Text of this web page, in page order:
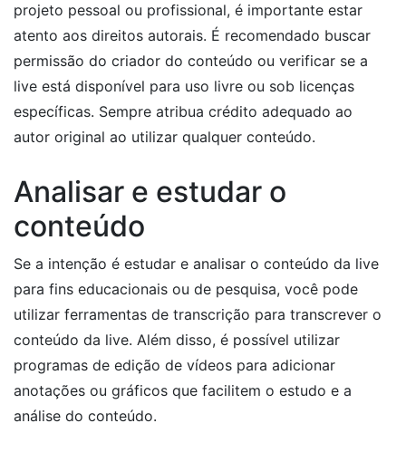
projeto pessoal ou profissional, é importante estar
atento aos direitos autorais. É recomendado buscar
permissão do criador do conteúdo ou verificar se a
live está disponível para uso livre ou sob licenças
específicas. Sempre atribua crédito adequado ao
autor original ao utilizar qualquer conteúdo.
Analisar e estudar o
conteúdo
Se a intenção é estudar e analisar o conteúdo da live
para fins educacionais ou de pesquisa, você pode
utilizar ferramentas de transcrição para transcrever o
conteúdo da live. Além disso, é possível utilizar
programas de edição de vídeos para adicionar
anotações ou gráficos que facilitem o estudo e a
análise do conteúdo.